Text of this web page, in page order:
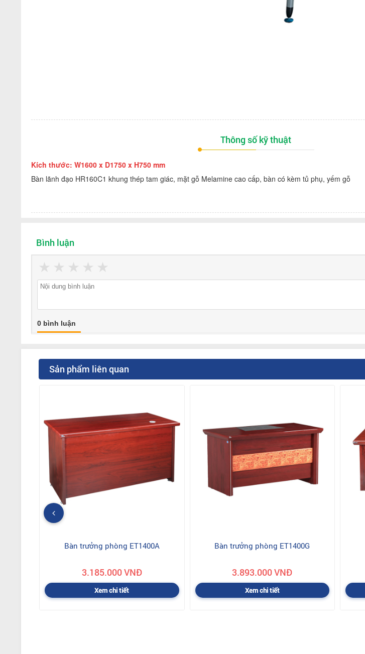
Thông số kỹ thuật
Kích thước: W1600 x D1750 x H750 mm
Bàn lãnh đạo HR160C1 khung thép tam giác, mặt gỗ Melamine cao cấp, bàn có kèm tủ phụ, yếm gỗ
Bình luận
★
★
★
★
★
0 bình luận
Sản phẩm liên quan
Bàn trưởng phòng ET1400A
3.185.000 VNĐ
Xem chi tiết
Bàn trưởng phòng ET1400G
3.893.000 VNĐ
Xem chi tiết